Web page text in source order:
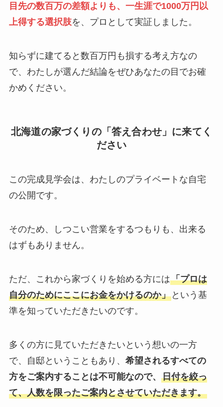
目先の数百万の差額よりも、一生涯で1000万円以
上得する選択肢を、プロとして実証しました。
知らずに建てると数百万円も損する考え方なの
で、わたしが選んだ結論をぜひあなたの目でお確
かめください。
北海道の家づくりの「答え合わせ」に来てく
ださい
この完成見学会は、わたしのプライベートな自宅
の公開です。
そのため、しつこい営業をするつもりも、出来る
はずもありません。
ただ、これから家づくりを始める方には「プロは
自分のためにここにお金をかけるのか」という基
準を知っていただきたいのです。
多くの方に見ていただきたいという想いの一方
で、自邸ということもあり、 希望されるすべての
方をご案内することは不可能なので、 日付を絞っ
て、人数を限ったご案内とさせていただきます。